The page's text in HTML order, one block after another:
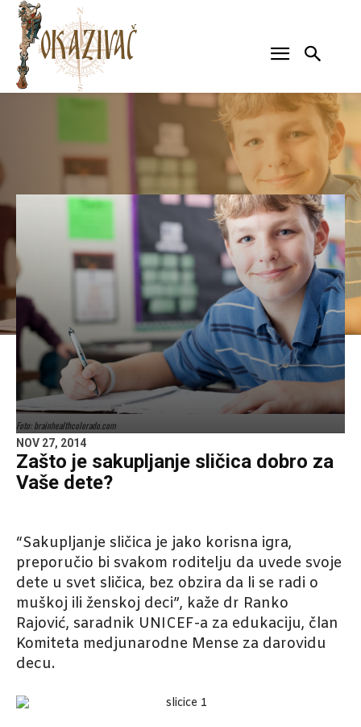
Foto: brainhealthcolorado.com
NOV 27, 2014
Zašto je sakupljanje sličica dobro za
Vaše dete?
“Sakupljanje sličica je jako korisna igra,
preporučio bi svakom roditelju da uvede svoje
dete u svet sličica, bez obzira da li se radi o
muškoj ili ženskoj deci”, kaže dr Ranko
Rajović, saradnik UNICEF-a za edukaciju, član
Komiteta medjunarodne Mense za darovidu
decu.